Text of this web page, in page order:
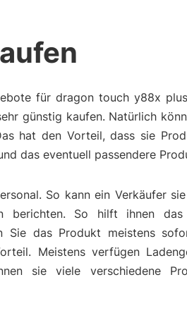
für dragon touch y88x
günstig kaufen. Natürlich
hat den Vorteil, dass sie
das eventuell passendere
So kann ein Verkäufer
berichten. So hilft ihnen
Sie das Produkt meistens
Meistens verfügen
sie viele verschiedene